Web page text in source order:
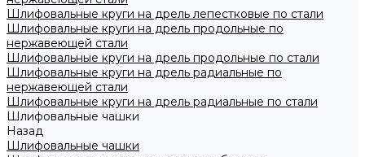
Шлифовальные круги на дрель лепестковые по стали
Шлифовальные круги на дрель продольные по
нержавеющей стали
Шлифовальные круги на дрель продольные по стали
Шлифовальные круги на дрель радиальные по
нержавеющей стали
Шлифовальные круги на дрель радиальные по стали
Шлифовальные чашки
Назад
Шлифовальные чашки